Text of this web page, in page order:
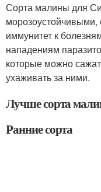
Сорта малины для
морозоустойчивыми,
иммунитет к
нападениям
которые можно
ухаживать за ними.
Лучше сорта
Ранние сорта